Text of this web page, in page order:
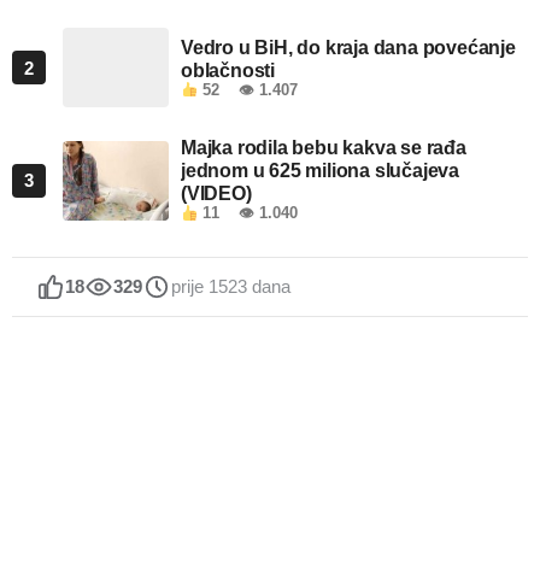
2
Vedro u BiH, do kraja dana povećanje
oblačnosti
52 👁 1.407
3
Majka rodila bebu kakva se rađa
jednom u 625 miliona slučajeva
(VIDEO)
11 👁 1.040
18 329 prije 1523 dana